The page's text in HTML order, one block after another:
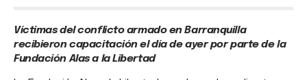
Víctimas del conflicto armado en Barranquilla
recibieron capacitación el día de ayer por parte de la
Fundación Alas a la Libertad